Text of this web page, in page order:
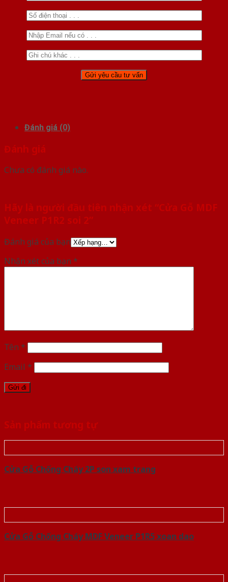
Đánh giá (0)
Đánh giá
Chưa có đánh giá nào.
Hãy là người đầu tiên nhận xét “Cửa Gỗ MDF
Veneer P1R2 soi 2”
Đánh giá của bạn
Nhận xét của bạn *
Tên *
Email *
Sản phẩm tương tự
Cửa Gỗ Chống Cháy 2P son xam trang
Cửa Gỗ Chống Cháy MDF Veneer P1R5 xoan dao